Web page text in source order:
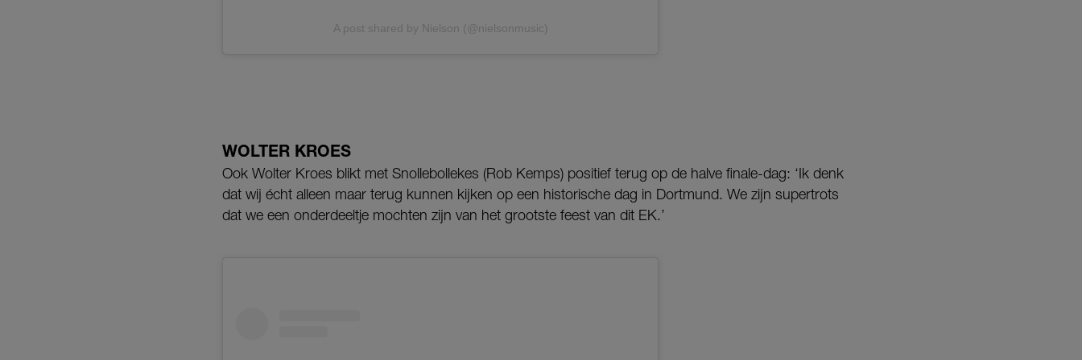
A post shared by Nielson (@nielsonmusic)
WOLTER KROES
Ook Wolter Kroes blikt met Snollebollekes (Rob Kemps) positief terug op de halve finale-dag: ‘Ik denk
dat wij écht alleen maar terug kunnen kijken op een historische dag in Dortmund. We zijn supertrots
dat we een onderdeeltje mochten zijn van het grootste feest van dit EK.’